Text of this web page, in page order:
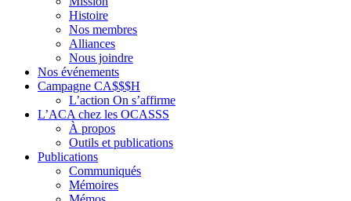
Histoire
Nos membres
Alliances
Nous joindre
Nos événements
Campagne CA$$$H
L’action On s’affirme
L’ACA chez les OCASSS
À propos
Outils et publications
Publications
Communiqués
Mémoires